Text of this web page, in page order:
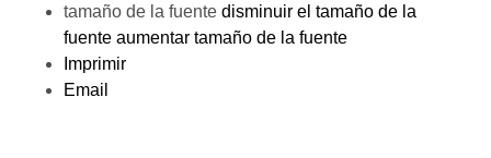
tamaño de la fuente disminuir el tamaño de la
fuente aumentar tamaño de la fuente
Imprimir
Email